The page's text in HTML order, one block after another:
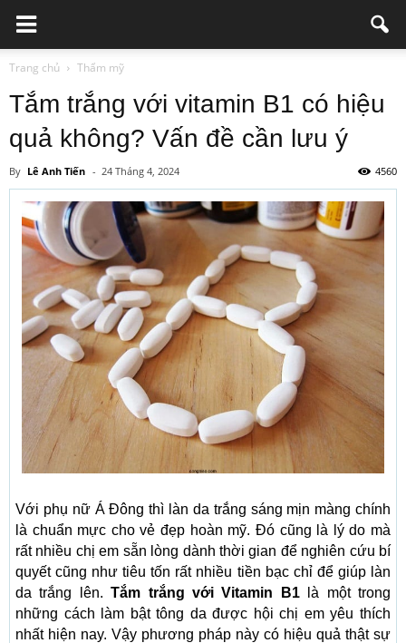
Trang chủ Thẩm mỹ
Tắm trắng với vitamin B1 có hiệu
quả không? Vấn đề cần lưu ý
By Lê Anh Tiến - 24 Tháng 4, 2024 4560
Với phụ nữ Á Đông thì làn da trắng sáng mịn màng chính
là chuẩn mực cho vẻ đẹp hoàn mỹ. Đó cũng là lý do mà
rất nhiều chị em sẵn lòng dành thời gian để nghiên cứu bí
quyết cũng như tiêu tốn rất nhiều tiền bạc chỉ để giúp làn
da trắng lên.Tắm trắng với Vitamin B1là một trong
những cách làm bật tông da được hội chị em yêu thích
nhất hiện nay. Vậy phương pháp này có hiệu quả thật sự